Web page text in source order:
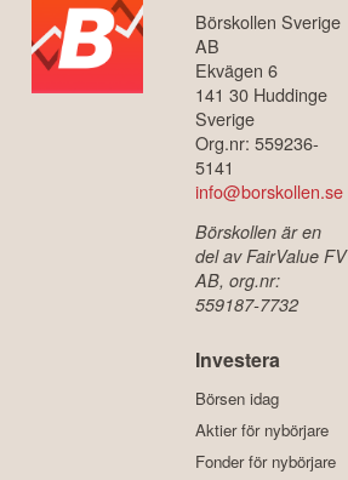
Börskollen Sverige
AB
Ekvägen 6
141 30 Huddinge
Sverige
Org.nr: 559236-
5141
info@borskollen.se
Börskollen är en
del av FairValue FV
AB, org.nr:
559187-7732
Investera
Börsen idag
Aktier för nybörjare
Fonder för nybörjare